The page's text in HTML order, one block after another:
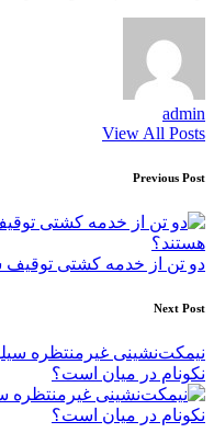
admin
View All Posts
Post
navigation
Previous Post
دو تن از خدمه کشتی توقیف
Next Post
نیمکت‌نشینی غیرمنتظره
نکونام در میان است؟